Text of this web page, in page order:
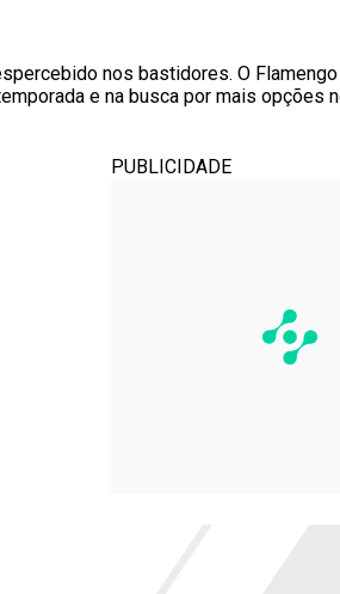
nos bastidores. O
e na busca por mais opções
PUBLICIDADE